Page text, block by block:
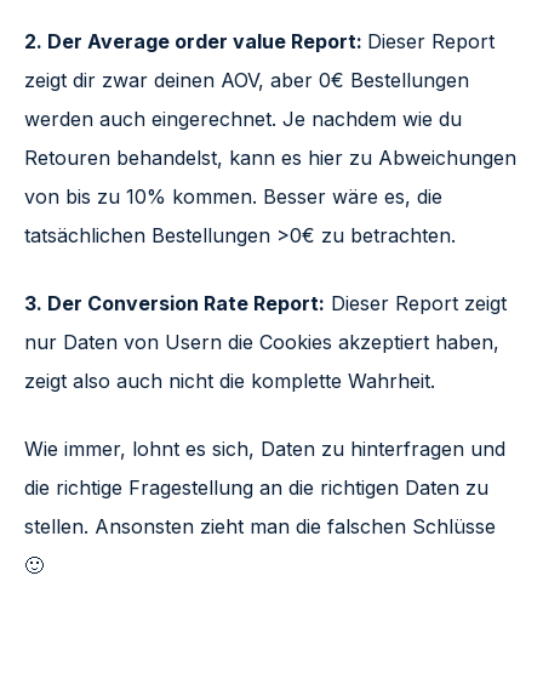
2. Der Average order value Report: Dieser Report
zeigt dir zwar deinen AOV, aber 0€ Bestellungen
werden auch eingerechnet. Je nachdem wie du
Retouren behandelst, kann es hier zu Abweichungen
von bis zu 10% kommen. Besser wäre es, die
tatsächlichen Bestellungen >0€ zu betrachten.
3. Der Conversion Rate Report: Dieser Report zeigt
nur Daten von Usern die Cookies akzeptiert haben,
zeigt also auch nicht die komplette Wahrheit.
Wie immer, lohnt es sich, Daten zu hinterfragen und
die richtige Fragestellung an die richtigen Daten zu
stellen. Ansonsten zieht man die falschen Schlüsse
🙂